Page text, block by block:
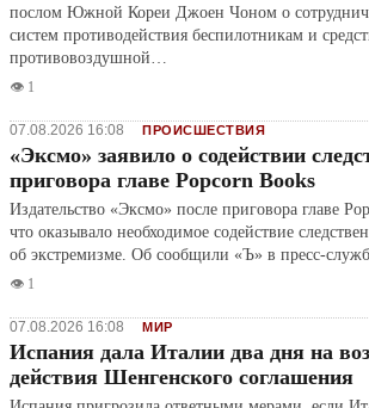
послом Южной Кореи Джоен Чоном о
систем противодействия беспилотникам и
противовоздушной…
👁️ 1
07.08.2026 16:08 ПРОИСШЕСТВИЯ
«Эксмо» заявило о содействии
приговора главе Popcorn Books
Издательство «Эксмо» после приговора главе
что оказывало необходимое содействие
об экстремизме. Об сообщили «Ъ» в пресс-
👁️ 1
07.08.2026 16:08 МИР
Испания дала Италии два дня на
действия Шенгенского соглашения